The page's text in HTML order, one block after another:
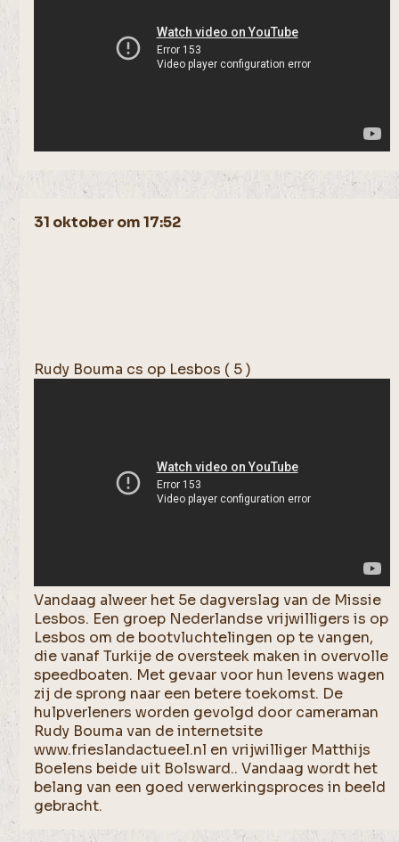
31 oktober om 17:52
Rudy Bouma cs op Lesbos ( 5 )
Vandaag alweer het 5e dagverslag van de Missie
Lesbos. Een groep Nederlandse vrijwilligers is op
Lesbos om de bootvluchtelingen op te vangen,
die vanaf Turkije de oversteek maken in overvolle
speedboaten. Met gevaar voor hun levens wagen
zij de sprong naar een betere toekomst. De
hulpverleners worden gevolgd door cameraman
Rudy Bouma van de internetsite
www.frieslandactueel.nl en vrijwilliger Matthijs
Boelens beide uit Bolsward.. Vandaag wordt het
belang van een goed verwerkingsproces in beeld
gebracht.